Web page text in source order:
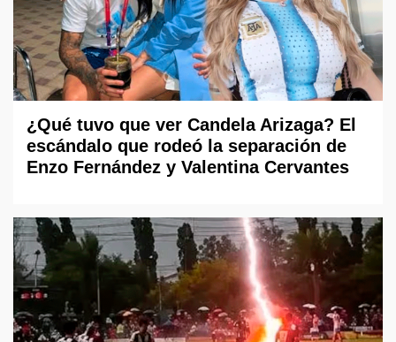
¿Qué tuvo que ver Candela Arizaga? El
escándalo que rodeó la separación de
Enzo Fernández y Valentina Cervantes